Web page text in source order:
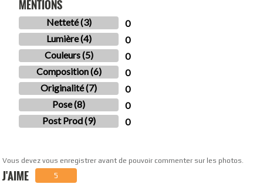
MENTIONS
Netteté (3)
0
Lumière (4)
0
Couleurs (5)
0
Composition (6)
0
Originalité (7)
0
Pose (8)
0
Post Prod (9)
0
Vous devez vous enregistrer avant de pouvoir commenter sur les photos.
J'AIME 5